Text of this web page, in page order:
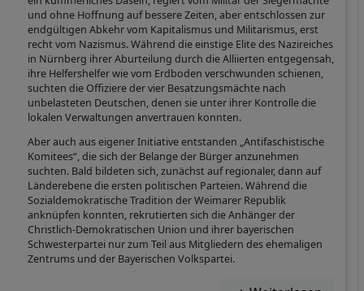
und ohne Hoffnung auf bessere Zeiten, aber entschlossen zur
endgültigen Abkehr vom Kapitalismus und Militarismus, erst
recht vom Nazismus. Während die einstige Elite des Nazireiches
in Nürnberg ihrer Aburteilung durch die Alliierten entgegensah,
ihre Helfershelfer wie vom Erdboden verschwunden schienen,
suchten die Offiziere der vier Besatzungsmächte nach
unbelasteten Deutschen, denen sie unter ihrer Kontrolle die
lokalen Verwaltungen anvertrauen konnten.
Aber auch aus eigener Initiative entstanden „Antifaschistische
Komitees“, die sich der Belange der Bürger anzunehmen
suchten. Bald bildeten sich, zunächst auf regionaler, dann auf
Länderebene die ersten politischen Parteien. Während die
Sozialdemokratische Tradition der Weimarer Republik
anknüpfen konnten, rekrutierten sich die Anhänger der
Christlich-Demokratischen Union und ihrer bayerischen
Schwesterpartei nur zum Teil aus Mitgliedern des ehemaligen
Zentrums und der Bayerischen Volkspartei.